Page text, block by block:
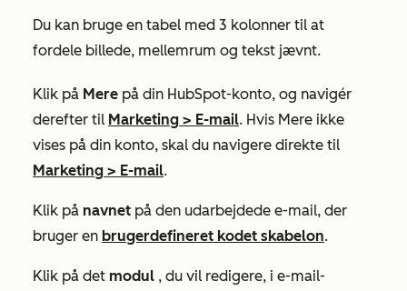
Du kan bruge en tabel med 3 kolonner til at
fordele billede, mellemrum og tekst jævnt.
Klik på Mere på din HubSpot-konto, og navigér
derefter til Marketing > E-mail. Hvis Mere ikke
vises på din konto, skal du navigere direkte til
Marketing > E-mail.
Klik på navnet på den udarbejdede e-mail, der
bruger en brugerdefineret kodet skabelon.
Klik på det modul , du vil redigere, i e-mail-